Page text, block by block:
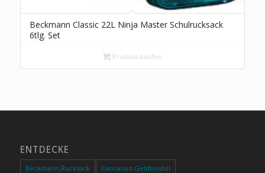
Beckmann Classic 22L Ninja Master Schulrucksack
6tlg. Set
Produkt kaufen
ENTDECKE
Beckmann,Rucksack
Coocazoo,Geldbeutel